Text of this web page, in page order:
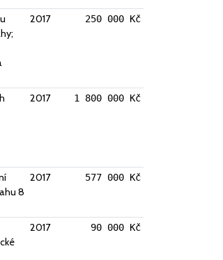
2017 250 000 Kč
2017 1 800 000 Kč
8
2017 577 000 Kč
2017 90 000 Kč